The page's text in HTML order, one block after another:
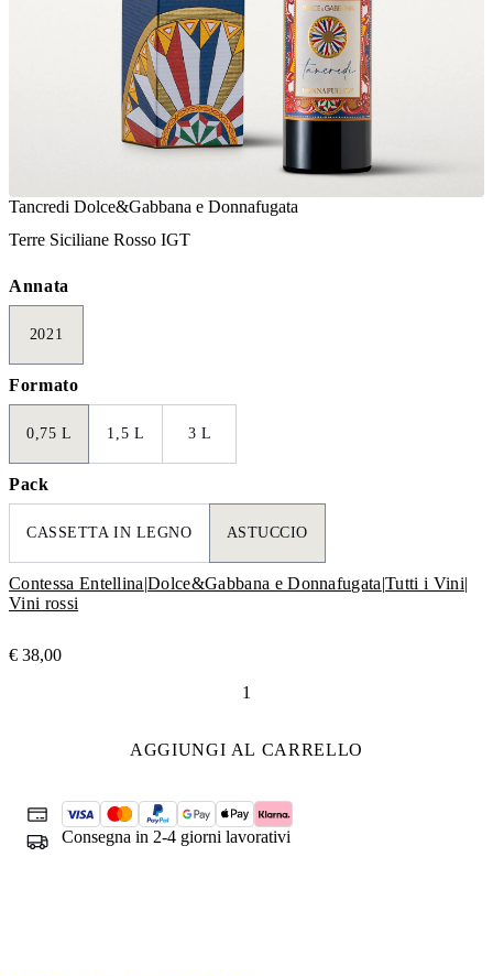
Tancredi Dolce&Gabbana e Donnafugata
Terre Siciliane Rosso IGT
Annata
2021
Formato
0,75 L 1,5 L 3 L
Pack
CASSETTA IN LEGNO ASTUCCIO
Contessa Entellina|Dolce&Gabbana e Donnafugata|Tutti i Vini|
Vini rossi
€ 38,00
AGGIUNGI AL CARRELLO
Consegna in 2-4 giorni lavorativi